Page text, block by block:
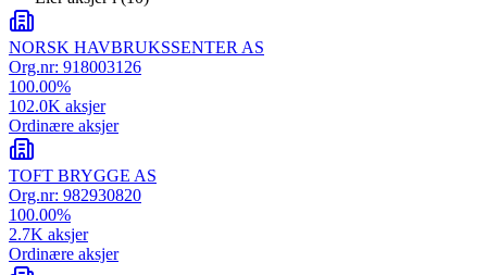
NORSK HAVBRUKSSENTER AS
Org.nr: 918003126
100.00%
102.0K aksjer
Ordinære aksjer
TOFT BRYGGE AS
Org.nr: 982930820
100.00%
2.7K aksjer
Ordinære aksjer